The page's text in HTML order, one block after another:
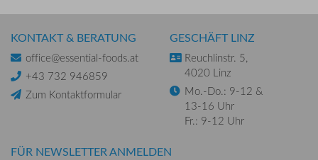
KONTAKT & BERATUNG
office@essential-foods.at
+43 732 946859
Zum Kontaktformular
GESCHÄFT LINZ
Reuchlinstr. 5,
4020 Linz
Mo.-Do.: 9-12 &
13-16 Uhr
Fr.: 9-12 Uhr
FÜR NEWSLETTER ANMELDEN